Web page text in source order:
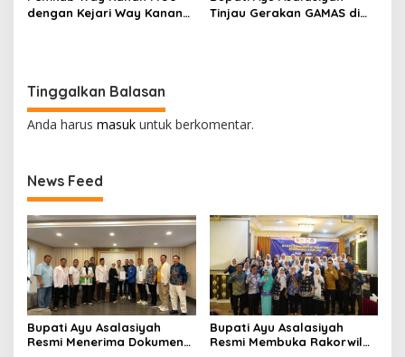
dengan Kejari Way Kanan
Tinjau Gerakan GAMAS di
Tinggalkan Balasan
Anda harus masuk untuk berkomentar.
News Feed
Bupati Ayu Asalasiyah
Resmi Menerima Dokumen
Bupati Ayu Asalasiyah
Resmi Membuka Rakorwil